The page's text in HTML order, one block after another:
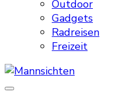
Outdoor
Gadgets
Radreisen
Freizeit
Mannsichten